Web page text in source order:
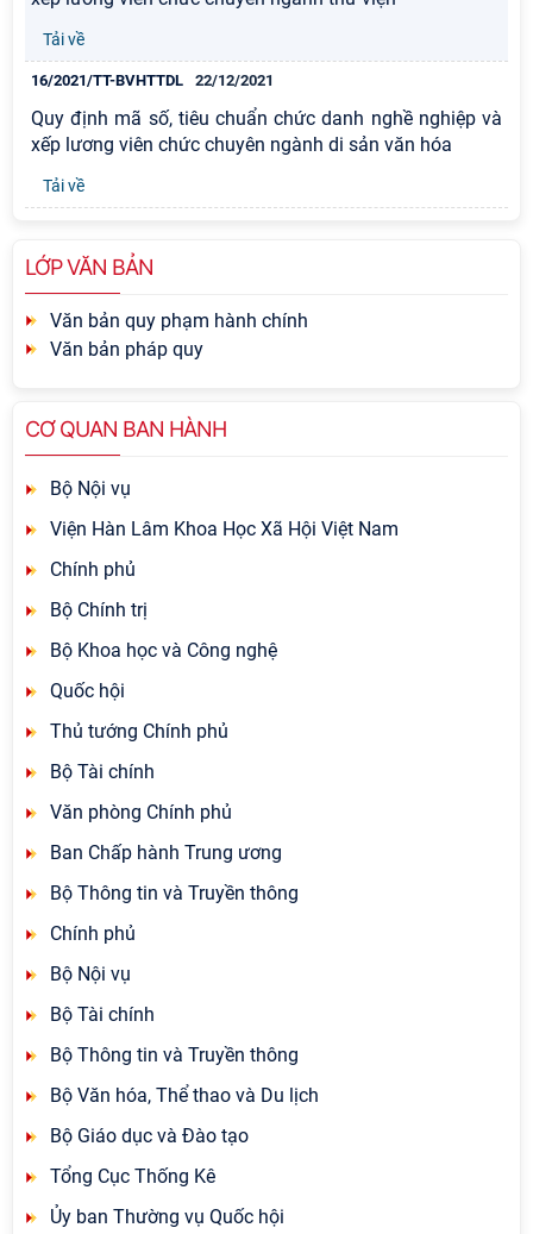
Tải về
16/2021/TT-BVHTTDL 22/12/2021
Quy định mã số, tiêu chuẩn chức danh nghề nghiệp và
xếp lương viên chức chuyên ngành di sản văn hóa
Tải về
LỚP VĂN BẢN
Văn bản quy phạm hành chính
Văn bản pháp quy
CƠ QUAN BAN HÀNH
Bộ Nội vụ
Viện Hàn Lâm Khoa Học Xã Hội Việt Nam
Chính phủ
Bộ Chính trị
Bộ Khoa học và Công nghệ
Quốc hội
Thủ tướng Chính phủ
Bộ Tài chính
Văn phòng Chính phủ
Ban Chấp hành Trung ương
Bộ Thông tin và Truyền thông
Chính phủ
Bộ Nội vụ
Bộ Tài chính
Bộ Thông tin và Truyền thông
Bộ Văn hóa, Thể thao và Du lịch
Bộ Giáo dục và Đào tạo
Tổng Cục Thống Kê
Ủy ban Thường vụ Quốc hội